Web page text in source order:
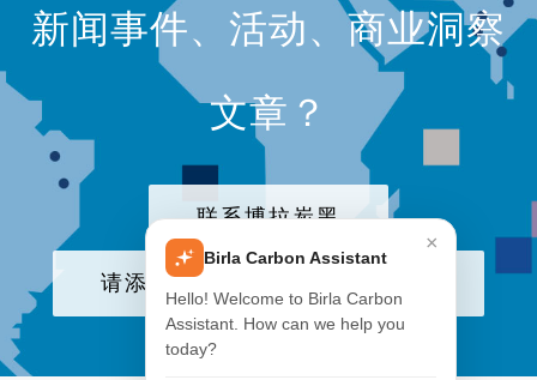
新闻事件、活动、商业洞察
文章？
联系博拉炭黑
请添加我们公司至电子邮件列表
×
Birla Carbon Assistant
Hello! Welcome to Birla Carbon
Assistant. How can we help you
today?